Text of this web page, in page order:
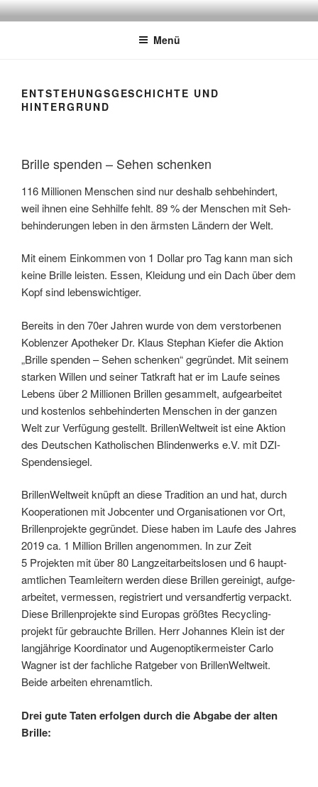
Zum
InhaltBRILLENWELTWEIT: BRILLEN
SPENDEN – SEHEN SCHENKEN
Eine Aktion unter der Trägerschaft des Deutschen Katholischen
Menü
ENTSTEHUNGSGESCHICHTE UND
HINTERGRUND
Brille spenden – Sehen schenken
116 Millionen Menschen sind nur deshalb seh­behindert,
weil ihnen eine Seh­hilfe fehlt. 89 % der Menschen mit Seh­
behinde­rungen leben in den ärmsten Ländern der Welt.
Mit einem Einkommen von 1 Dollar pro Tag kann man sich
keine Brille leisten. Essen, Kleidung und ein Dach über dem
Kopf sind lebenswichtiger.
Bereits in den 70er Jahren wurde von dem verstorbenen
Koblenzer Apotheker Dr. Klaus Stephan Kiefer die Aktion
„Brille spenden – Sehen schenken“ gegründet. Mit seinem
starken Willen und seiner Tat­kraft hat er im Laufe seines
Lebens über 2 Millionen Brillen gesammelt, auf­gearbeitet
und kosten­los seh­behin­derten Menschen in der ganzen
Welt zur Verfügung gestellt. BrillenWeltweit ist eine Aktion
des Deutschen Katho­lischen Blinden­werks e.V. mit DZI-
Spendensiegel.
BrillenWeltweit knüpft an diese Tradition an und hat, durch
Koope­rationen mit Jobcenter und Organisa­tionen vor Ort,
Brillen­projekte gegründet. Diese haben im Laufe des Jahres
2019 ca. 1 Million Brillen angenommen. In zur Zeit
5 Projekten mit über 80 Lang­zeit­arbeits­losen und 6 haupt­
amtlichen Team­leitern werden diese Brillen gereinigt, aufge­
arbeitet, vermessen, regis­triert und versand­fertig verpackt.
Diese Brillen­projekte sind Europas größtes Recycling­
projekt für gebrauchte Brillen. Herr Johannes Klein ist der
lang­jährige Koordi­nator und Augen­optiker­meister Carlo
Wagner ist der fach­liche Rat­geber von BrillenWeltweit.
Beide arbeiten ehrenamtlich.
Drei gute Taten erfolgen durch die Abgabe der alten
Brille: